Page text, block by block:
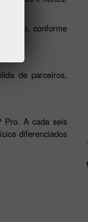
cripto, conforme
de parceiros,
Pro. A cada seis
diferenciados